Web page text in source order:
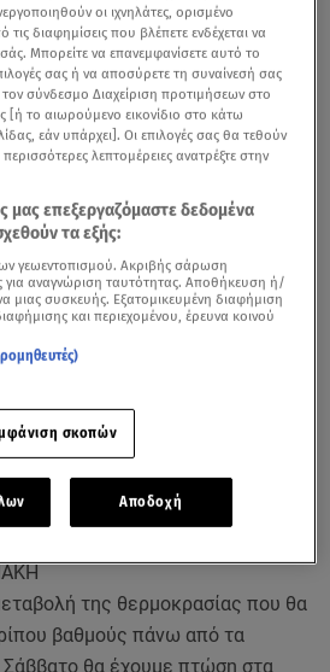
αναμένεται να επικρατήσουν
με το θερμόμετρο να δείχνει
σε ορισμένες περιοχές της
τους μετεωρολόγους, το
απότομα μέσα σε ένα
του ο διευθυντής της ΕΜΥ,
Σάββατο θα έχουμε πτώση της
ενώ στα κεντρικά και τα
και την Κυριακή θα
άνεμοι θα είναι ισχυροί, καθώς
και τα 9 μποφόρ.
της θερμοκρασίας που θα
βαθμούς πάνω από τα
Σάββατο θα έχουμε πτώση στα
οι ιχνηλάτες, ορισμένο
τις διαφημίσεις που βλέπετε ενδέχεται να
Μπορείτε να επανεμφανίσετε αυτό το
σας ή να αποσύρετε τη συναίνεσή σας
σύνδεσμο Διαχείριση προτιμήσεων στο
[ή το αιωρούμενο εικονίδιο στο κάτω
εάν υπάρχει]. Οι επιλογές σας θα τεθούν
λεπτομέρειες ανατρέξτε στην
μας επεξεργαζόμαστε δεδομένα
τα εξής:
γεωεντοπισμού. Ακριβής σάρωση
για αναγνώριση ταυτότητας. Αποθήκευση ή/
μιας συσκευής. Εξατομικευμένη διαφήμιση
και περιεχομένου, έρευνα κοινού
σκοπών
Αποδοχή